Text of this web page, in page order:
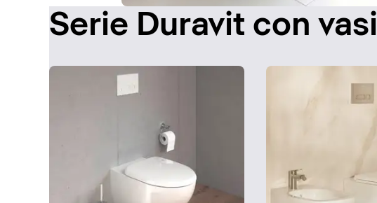
Serie Duravit con vasi